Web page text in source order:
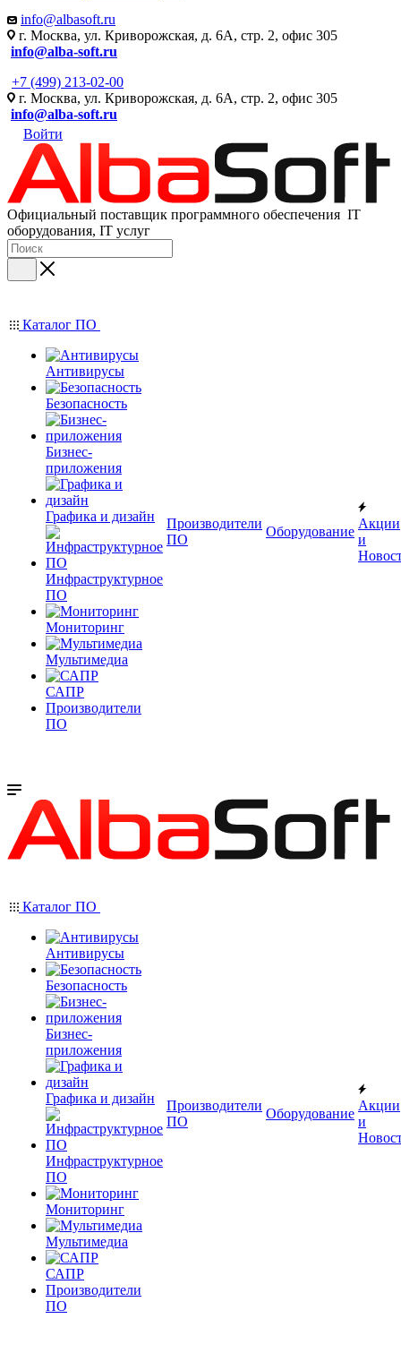
info@albasoft.ru
г. Москва, ул. Криворожская, д. 6А, стр. 2, офис 305
info@alba-soft.ru
+7 (499) 213-02-00
г. Москва, ул. Криворожская, д. 6А, стр. 2, офис 305
info@alba-soft.ru
Войти
Официальный поставщик программного обеспечения IT
оборудования, IT услуг
Каталог ПО
Антивирусы
Безопасность
Бизнес-
приложения
Графика и дизайн
Инфраструктурное
ПО
Мониторинг
Мультимедиа
САПР
Производители
ПО
Производители
ПО
Оборудование
Акции
и
Каталог ПО
Антивирусы
Безопасность
Бизнес-
приложения
Графика и дизайн
Инфраструктурное
ПО
Мониторинг
Мультимедиа
САПР
Производители
ПО
Производители
ПО
Оборудование
Акции
и